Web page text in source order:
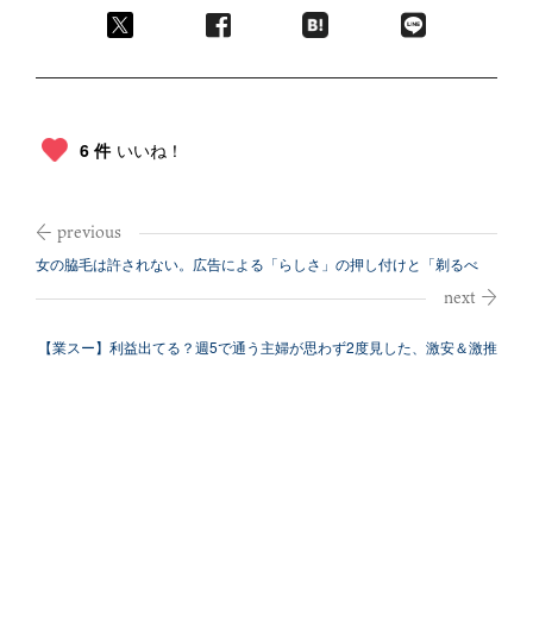
6 件 いいね！
女の脇毛は許されない。広告による「らしさ」の押し付けと「剃るべ
【業スー】利益出てる？週5で通う主婦が思わず2度見した、激安＆激推